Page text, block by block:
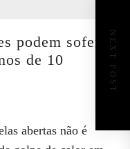
NEXT POST
podem sofer
de 10
abertas não é